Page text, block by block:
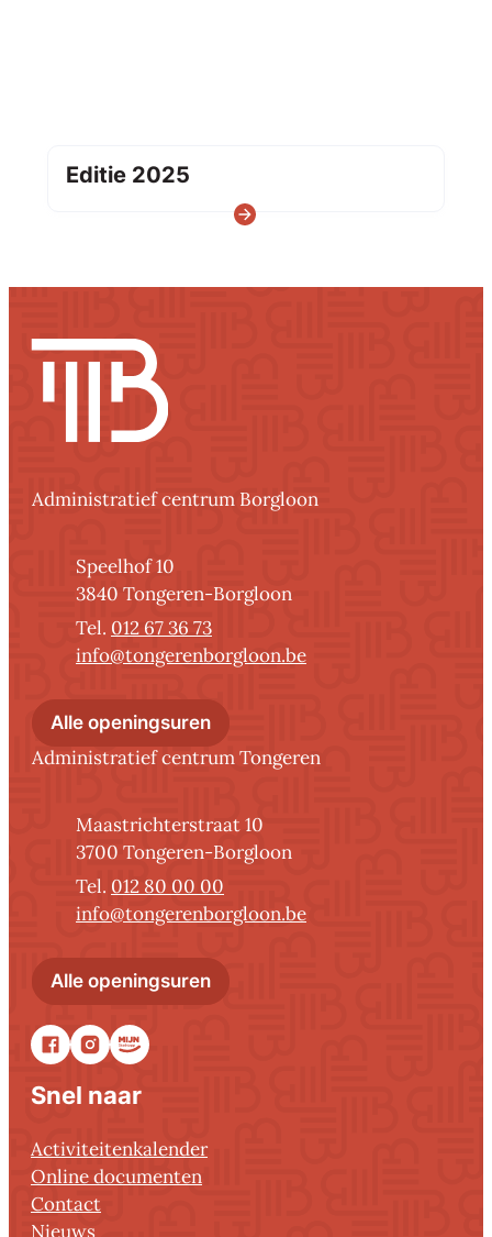
Editie 2025
Lees meer
Contact
Administratief centrum Borgloon
AdresSpeelhof 10
,3840 Tongeren-Borgloon
012 67 36 73
E-mailinfo@tongerenborgloon.be
Alle openingsurenAdministratief centrum
Administratief centrum Tongeren
AdresMaastrichterstraat 10
,3700 Tongeren-Borgloon
012 80 00 00
E-mailinfo@tongerenborgloon.be
Alle openingsurenAdministratief centrum
Snel naar
Activiteitenkalender
Online documenten
Contact
Nieuws
Facebook
InstagramStadsapp